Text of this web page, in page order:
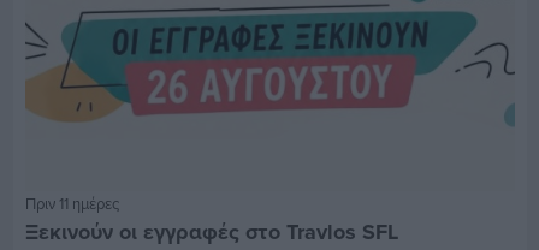
Πριν 11 ημέρες
Ξεκινούν οι εγγραφές στο Travlos SFL